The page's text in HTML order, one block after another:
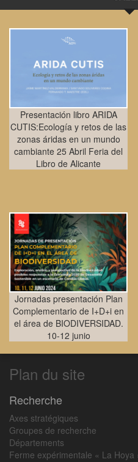
Presentación libro ARIDA
CUTIS:Ecología y retos de las
zonas áridas en un mundo
cambiante 25 Abril Feria del
Libro de Alicante
Jornadas presentación Plan
Complementario de I+D+i en
el área de BIODIVERSIDAD.
10-12 junio
Plan du site
Recherche
Axes stratégiques
Groupes de recherche
Départements
Ferme expérimentale « La Hoya